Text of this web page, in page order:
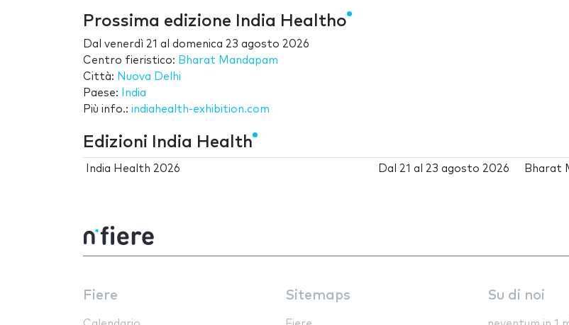
Prossima edizione India Healtho
Dal venerdì 21 al domenica 23 agosto 2026
Centro fieristico: Bharat Mandapam
Città: Nuova Delhi
Paese:
India
Più info.: indiahealth-exhibition.com
Edizioni India Health
India Health 2026 Dal 21 al 23 agosto 2026 Bharat
Fiere Sitemaps Su di noi